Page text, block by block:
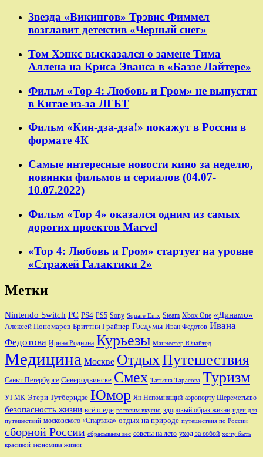
Звезда «Викингов» Трэвис Фиммел
возглавит детектив «Черный снег»
Том Хэнкс высказался о замене Тима
Аллена на Криса Эванса в «Баззе Лайтере»
Фильм «Тор 4: Любовь и Гром» не выпустят
в Китае из-за ЛГБТ
Фильм «Кин-дза-дза!» покажут в России в
формате 4К
Самые интересные новости кино за неделю,
новинки фильмов и сериалов (04.07-
10.07.2022)
Фильм «Тор 4» оказался одним из самых
дорогих проектов Marvel
«Тор 4: Любовь и Гром» стартует на уровне
«Стражей Галактики 2»
Метки
Nintendo Switch PC PS4 PS5 Sony Square Enix Steam Xbox One «Динамо»
Алексей Пономарев Бриттни Грайнер Госдумы Иван Федотов Ивана
Федотова Ирина Роднина Курьезы Манчестер Юнайтед
Медицина Москве ОтдыхПутешествия
Санкт-Петербурге Северодвинске Смех Татьяна Тарасова Туризм
УГМК Этери Тутберидзе Юмор Ян Непомнящий аэропорту Шереметьево
безопасность жизни всё о еде готовим вкусно здоровый образ жизни идеи для
путешествий московского «Спартака» отдых на природе путешествия по России
сборной России сбрасываем вес советы на лето уход за собой хочу быть
красивой экономика жизни